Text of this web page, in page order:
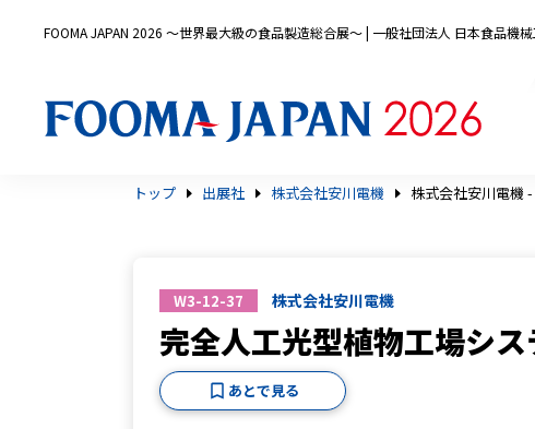
FOOMA JAPAN 2026 〜世界最大級の食品製造総合展〜 | 一般社団法人 日本食品機
トップ
出展社 株式会社安川電機 株式会社安川電機
W3-12-37 株式会社安川電機
完全人工光型植物工場シ
あとで見る